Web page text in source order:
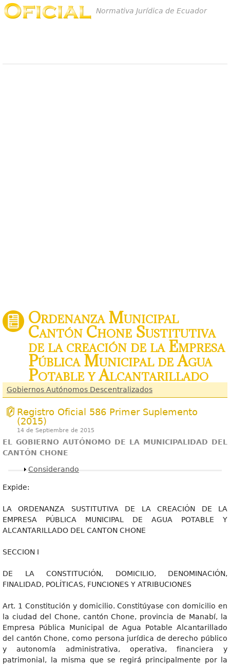
Normativa Jurídica de Ecuador
Ordenanza Municipal
Cantón Chone Sustitutiva
de la creación de la Empresa
Pública Municipal de Agua
Potable y Alcantarillado
Gobiernos Autónomos Descentralizados
Registro Oficial 586 Primer Suplemento
(2015)
14 de Septiembre de 2015
EL GOBIERNO AUTÓNOMO DE LA MUNICIPALIDAD DEL
CANTÓN CHONE
Mostrar
Considerando
Expide:
LA ORDENANZA SUSTITUTIVA DE LA CREACIÓN DE LA
EMPRESA PÚBLICA MUNICIPAL DE AGUA POTABLE Y
ALCANTARILLADO DEL CANTON CHONE
SECCION I
DE LA CONSTITUCIÓN, DOMICILIO, DENOMINACIÓN,
FINALIDAD, POLÍTICAS, FUNCIONES Y ATRIBUCIONES
Art. 1 Constitución y domicilio. Constitúyase con domicilio en
la ciudad del Chone, cantón Chone, provincia de Manabí, la
Empresa Pública Municipal de Agua Potable Alcantarillado
del cantón Chone, como persona jurídica de derecho público
y autonomía administrativa, operativa, financiera y
patrimonial, la misma que se regirá principalmente por la